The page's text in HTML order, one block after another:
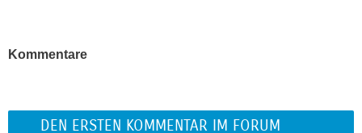
Kommentare
DEN ERSTEN KOMMENTAR IM FORUM